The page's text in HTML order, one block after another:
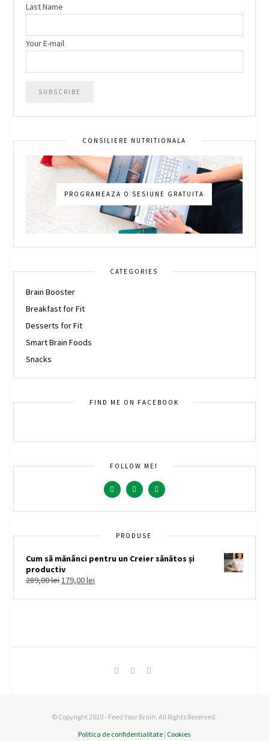
Last Name
Your E-mail
CONSILIERE NUTRITIONALA
PROGRAMEAZA O SESIUNE GRATUITA
CATEGORIES
Brain Booster
Breakfast for Fit
Desserts for Fit
Smart Brain Foods
Snacks
FIND ME ON FACEBOOK
FOLLOW ME!
PRODUSE
Cum să mănânci pentru un Creier sănătos și
productiv
289,00lei179,00lei
© Copyright 2020 - Feed Your Brain. All Rights Reserved.
Politica de confidentialitate | Cookies